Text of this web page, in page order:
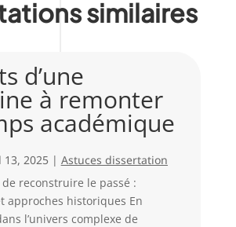
similaires
d’une
à remonter
académique
13, 2025 | Astuces dissertation
de reconstruire le passé :
approches historiques En
l’univers complexe de